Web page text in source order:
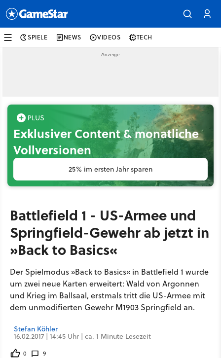
SPIELE NEWS VIDEOS TECH
Exklusiver Content & monatliche
Vollversionen
25% im ersten Jahr sparen
Battlefield 1 - US-Armee und
Springfield-Gewehr ab jetzt in
»Back to Basics«
Der Spielmodus »Back to Basics« in Battlefield 1 wurde
um zwei neue Karten erweitert: Wald von Argonnen
und Krieg im Ballsaal, erstmals tritt die US-Armee mit
dem unmodifierten Gewehr M1903 Springfield an.
Stefan Köhler
16.02.2017 | 14:45 Uhr | ca. 1 Minute Lesezeit
0 9